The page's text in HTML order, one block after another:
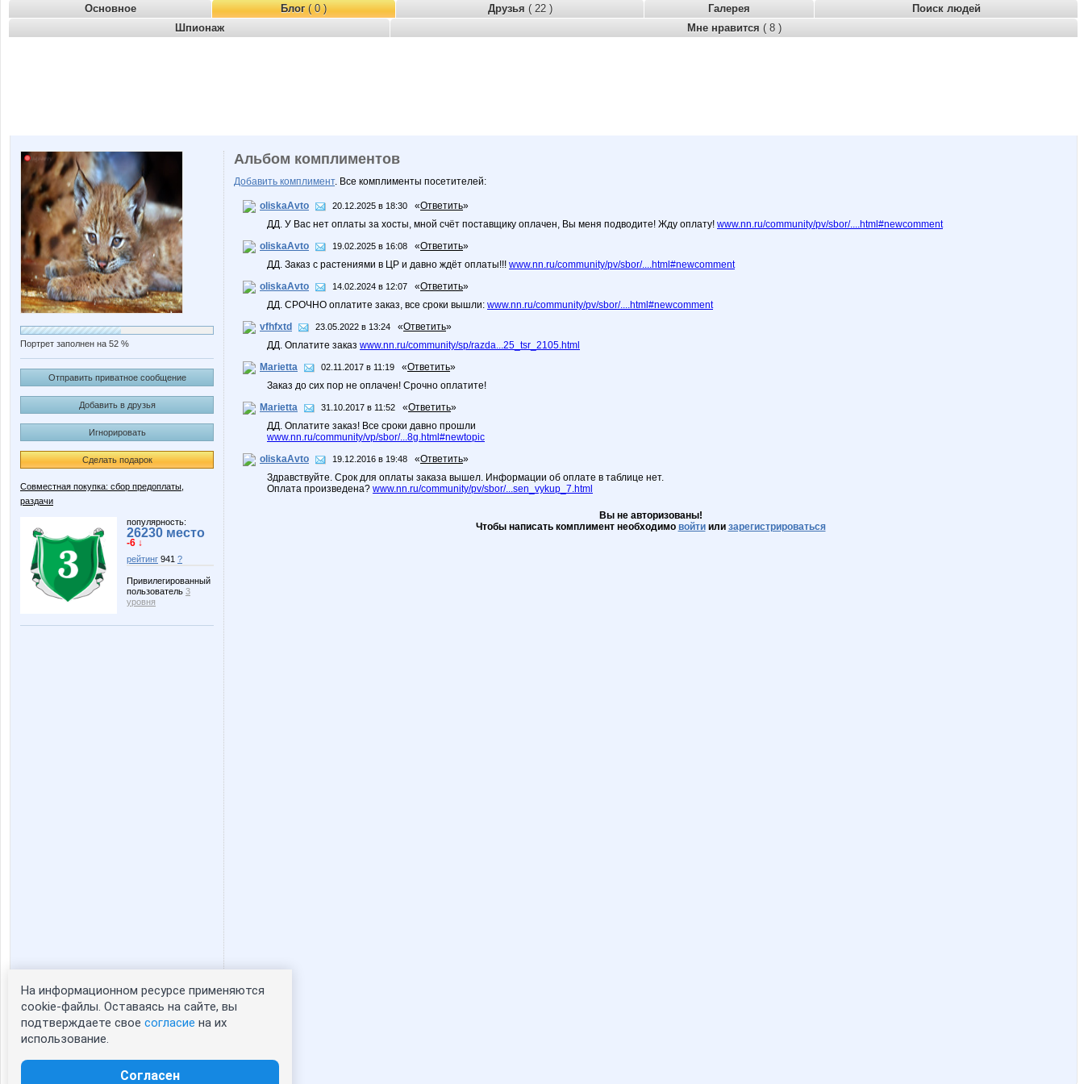
Основное Блог( 0 ) Друзья ( 22 ) Галерея
Поиск людей
Шпионаж
Мне нравится ( 8 )
Портрет заполнен на 52 %
Отправить приватное сообщение
Добавить в друзья
Игнорировать
Сделать подарок
Совместная покупка: сбор предоплаты,
раздачи
популярность:
26230 место
-6 ↓
рейтинг 941 ?
Привилегированный
пользователь 3
уровня
Статистика портрета:
сейчас просматривают портрет - 0
зарегистрированные пользователи
Альбом комплиментов
Добавить комплимент. Все комплименты посетителей:
oliskaAvto 20.12.2025 в 18:30 «Ответить»
ДД. У Вас нет оплаты за хосты, мной счёт поставщику оплачен, Вы меня подводите! Жду оплату! www.nn.ru/community/pv/sbor/....html#newcomment
oliskaAvto
19.02.2025 в 16:08 «Ответить»
ДД. Заказ с растениями в ЦР и давно ждёт оплаты!!! www.nn.ru/community/pv/sbor/....html#newcomment
oliskaAvto
14.02.2024 в 12:07 «Ответить»
ДД. СРОЧНО оплатите заказ, все сроки вышли: www.nn.ru/community/pv/sbor/....html#newcomment
vfhfxtd
23.05.2022 в 13:24 «Ответить»
ДД. Оплатите заказ www.nn.ru/community/sp/razda...25_tsr_2105.html
Marietta
02.11.2017 в 11:19 «Ответить»
Заказ до сих пор не оплачен! Срочно оплатите!
Marietta
31.10.2017 в 11:52 «Ответить»
ДД. Оплатите заказ! Все сроки давно прошли
www.nn.ru/community/vp/sbor/...8g.html#newtopic
oliskaAvto
19.12.2016 в 19:48 «Ответить»
Здравствуйте. Срок для оплаты заказа вышел. Информации об оплате в таблице нет.
Оплата произведена? www.nn.ru/community/pv/sbor/...sen_vykup_7.html
Вы не авторизованы!
Чтобы написать комплимент необходимо войтиили зарегистрироваться
На информационном ресурсе применяются
cookie-файлы. Оставаясь на сайте, вы
подтверждаете свое согласие на их
использование.
Согласен